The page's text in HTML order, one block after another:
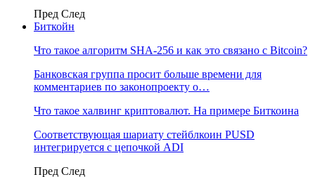
Пред След
Биткойн
Что такое алгоритм SHA-256 и как это связано с Bitcoin?
Банковская группа просит больше времени для
комментариев по законопроекту о…
Что такое халвинг криптовалют. На примере Биткоина
Соответствующая шариату стейблкоин PUSD
интегрируется с цепочкой ADI
Пред След